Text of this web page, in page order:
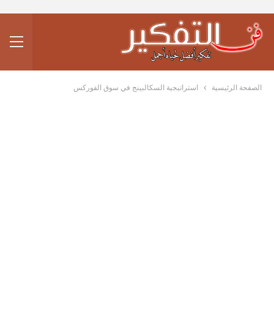
الصفحة الرئيسية استراتيجية السكالبينج في سوق الفوركس